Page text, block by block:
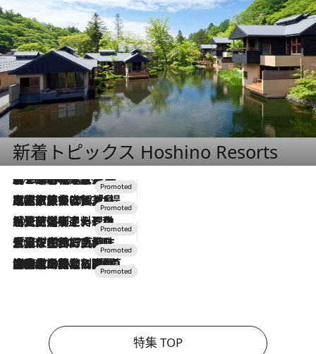
新着トピックス Hoshino Resorts
2026.8.7
【トンボの足水浴】ヒノキの香りに包まれて涼感マックス！約13℃の湧水かけ流しを避暑地「星野温泉 トンボの湯」で体験
2026.7.31
【ホテル帰省】という選択肢をOMOが提案。家族とほどよい距離を保つには「昼は実家、夜は気兼ねなくホテルで！」
2026.7.24
【夏限定ディナーコース】旬を迎える稚鮎や花ズッキーニなどをイタリア・トスカーナの郷土料理の手法で満喫！
2026.7.17
「土佐和ハーブかき氷」がOMO7高知に登場！生姜、山椒、大葉など目にも舌にも涼を呼ぶ郷土の味
2026.7.10
NEW OPEN！【界 草津】名湯の地に誕生。趣の異なる2種の温泉と上州ならではの会席・蕎麦割烹など美食を味わう究極の癒やし旅
特集 TOP